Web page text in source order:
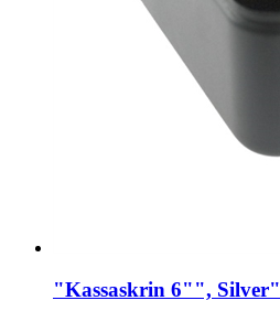
"Kassaskrin 6"", Silver"